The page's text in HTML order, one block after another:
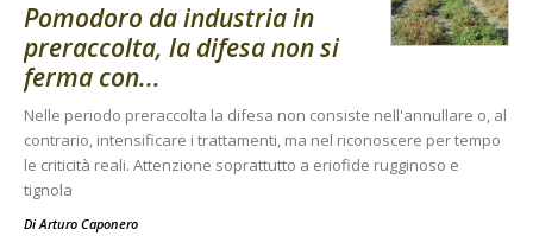
Pomodoro da industria in
preraccolta, la difesa non si
ferma con...
Nelle periodo preraccolta la difesa non consiste nell'annullare o, al
contrario, intensificare i trattamenti, ma nel riconoscere per tempo
le criticità reali. Attenzione soprattutto a eriofide rugginoso e
tignola
DiArturo Caponero